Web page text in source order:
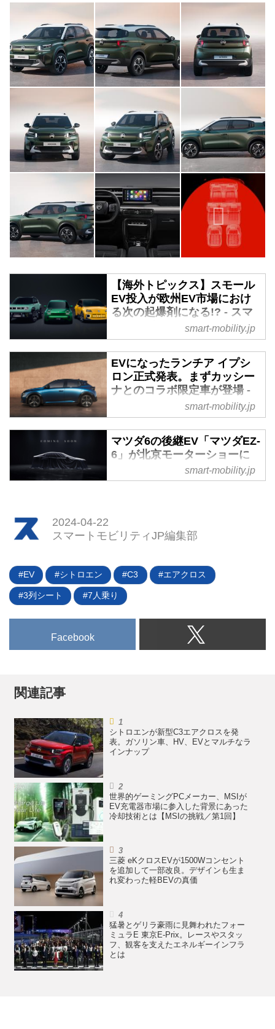
【海外トピックス】スモール
EV投入が欧州EV市場におけ
る次の起爆剤になる!? - スマ
ートモビリティJP
送りを決めた米国と同様、欧州市
場でも金利の高騰や政府の補助金
の減額などによりEV販売の頭打
ちが見られます。ドイツのフォル
クスワーゲン（VW）はEV工場で
の減産を余儀なくされ、メルセデ
ス・ベンツもEV販売の熾烈な競
争の収益へのインパクトを憂えて
いる中で、フランスのルノーやス
れらは、EV市場を再点火する起
爆剤になるのでしょうか。（下の
るアンペアが...
smart-mobility.jp
EVになったランチア イプシ
ロン正式発表。まずカッシー
ナとのコラボ限定車が登場 -
スマートモビリティJP
N.V.はランチアの新型イプシロン
をイタリアで発表した。まずは同
国内で1906台の限定車とする
「ランチア イプシロン リミテッ
smart-mobility.jp
マツダ6の後継EV「マツダEZ-
6」が北京モーターショーに
登場、PHEVも同時発表 - ス
マートモビリティJP
わる日本メーカーの奮闘に期待が
高まるなか、去る4月10日に長安
を公表した。情報は極めて少ない
ながら、中〜大型のセダンである
ことは明らか。しばらく前からそ
後継EV車、いわゆる“マツダEZ-
6”のティーザー画像であることは
smart-mobility.jp
2024-04-22
スマートモビリティJP編集部
EV シトロエン C3 エアクロス
3列シート 7人乗り
Facebook
関連記事
シトロエンが新型C3エアクロスを発
表。ガソリン車、HV、EVとマルチなラ
インナップ
世界的ゲーミングPCメーカー、MSIが
EV充電器市場に参入した背景にあった
冷却技術とは【MSIの挑戦／第1回】
三菱 eKクロスEVが1500Wコンセント
を追加して一部改良。デザインも生ま
れ変わった軽BEVの真価
猛暑とゲリラ豪雨に見舞われたフォー
ミュラE 東京E-Prix。レースやスタッ
フ、観客を支えたエネルギーインフラ
とは